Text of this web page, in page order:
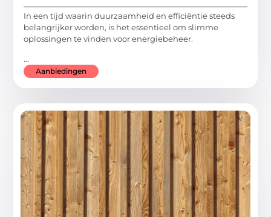
In een tijd waarin duurzaamheid en efficiëntie steeds
belangrijker worden, is het essentieel om slimme
oplossingen te vinden voor energiebeheer.
...
Aanbiedingen